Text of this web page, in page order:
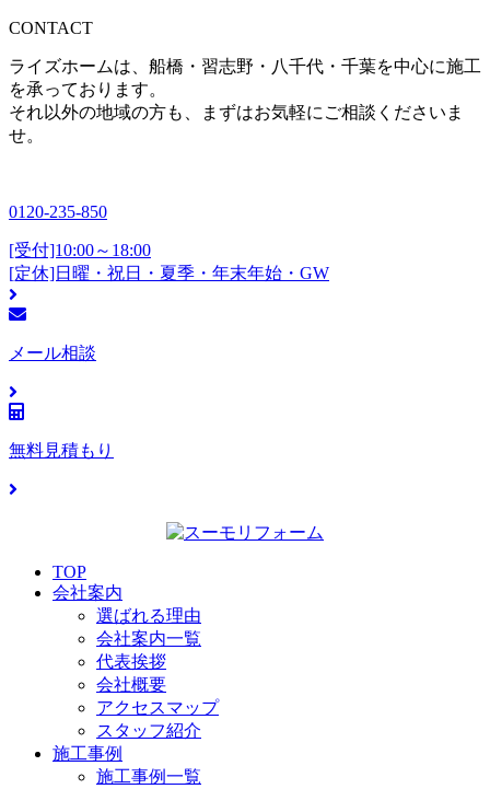
CONTACT
ライズホームは、船橋・習志野・八千代・千葉を中心に施工
を承っております。
それ以外の地域の方も、まずはお気軽にご相談くださいま
せ。
0120-235-850
[受付]10:00～18:00
[定休]日曜・祝日・夏季・年末年始・GW
メール相談
無料見積もり
TOP
会社案内
選ばれる理由
会社案内一覧
代表挨拶
会社概要
アクセスマップ
スタッフ紹介
施工事例
施工事例一覧